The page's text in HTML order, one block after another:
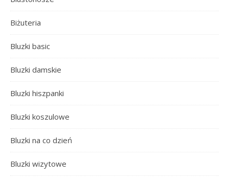
Biżuteria
Bluzki basic
Bluzki damskie
Bluzki hiszpanki
Bluzki koszulowe
Bluzki na co dzień
Bluzki wizytowe